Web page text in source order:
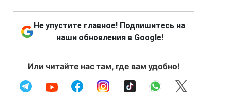
Не упустите главное! Подпишитесь на
наши обновления в Google!
Или читайте нас там, где вам удобно!